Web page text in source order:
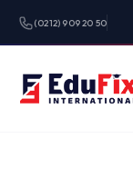
(0212) 909 20 50